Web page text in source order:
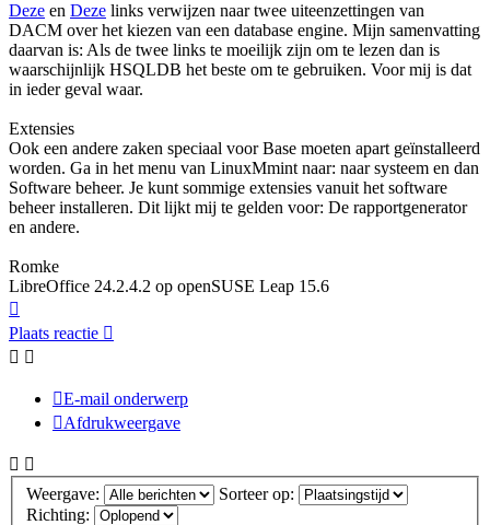
Deze en Deze links verwijzen naar twee uiteenzettingen van
DACM over het kiezen van een database engine. Mijn samenvatting
daarvan is: Als de twee links te moeilijk zijn om te lezen dan is
waarschijnlijk HSQLDB het beste om te gebruiken. Voor mij is dat
in ieder geval waar.
Extensies
Ook een andere zaken speciaal voor Base moeten apart geïnstalleerd
worden. Ga in het menu van LinuxMmint naar: naar systeem en dan
Software beheer. Je kunt sommige extensies vanuit het software
beheer installeren. Dit lijkt mij te gelden voor: De rapportgenerator
en andere.
Romke
LibreOffice 24.2.4.2 op openSUSE Leap 15.6
Plaats reactie
E-mail onderwerp
Afdrukweergave
Weergave:
Sorteer op:
Richting: